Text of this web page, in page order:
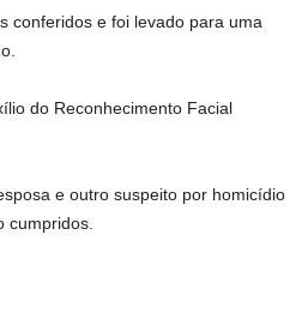
conferidos e foi levado para uma
do Reconhecimento Facial
e outro suspeito por homicídio
cumpridos.